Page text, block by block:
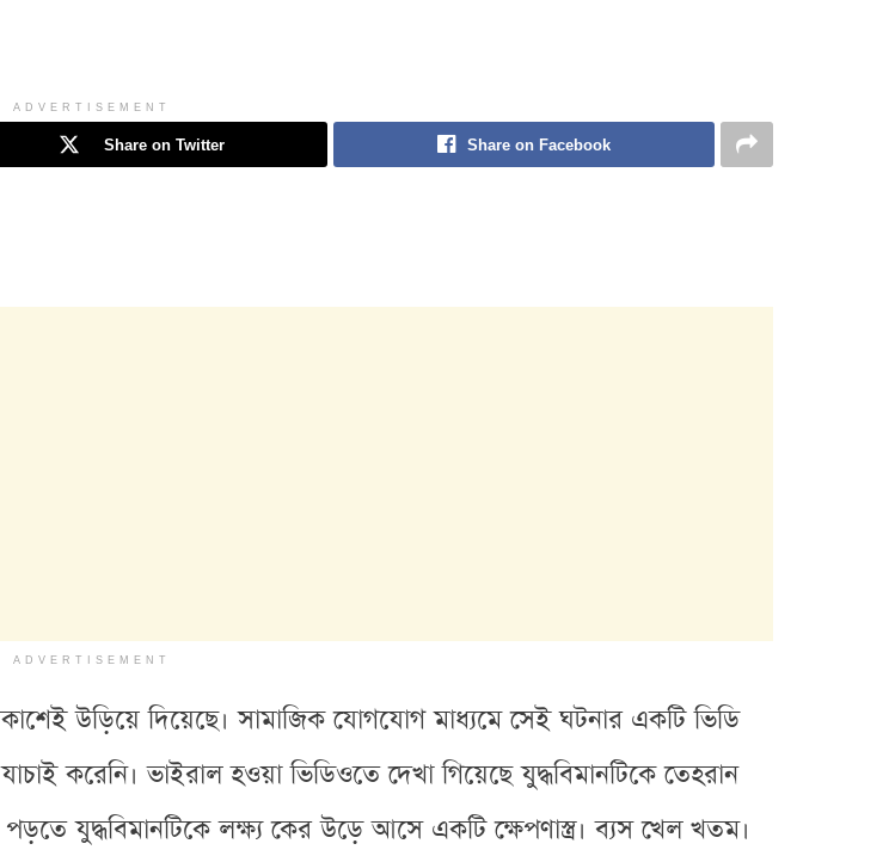
ADVERTISEMENT
Share on Twitter Share on Facebook
ADVERTISEMENT
উড়িয়ে দিয়েছে। সামাজিক যোগযোগ মাধ্যমে সেই ঘটনার একটি ভিডি
করেনি। ভাইরাল হওয়া ভিডিওতে দেখা গিয়েছে যুদ্ধবিমানটিকে তেহরান
যুদ্ধবিমানটিকে লক্ষ্য কের উড়ে আসে একটি ক্ষেপণাস্ত্র। ব্যস খেল খতম।